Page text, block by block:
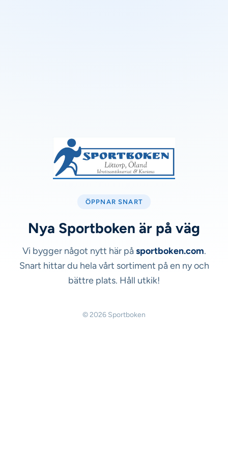
ÖPPNAR SNART
Nya Sportboken är på väg
Vi bygger något nytt här påsportboken.com.
Snart hittar du hela vårt sortiment på en ny och
bättre plats. Håll utkik!
© 2026 Sportboken